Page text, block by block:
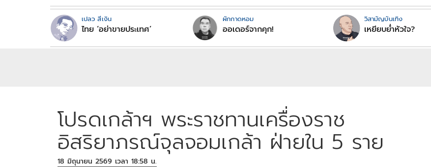
เปลว สีเงิน
ไทย ‘อย่าขายประเทศ’
ผักกาดหอม
ออเดอร์จากคุก!
วิสามัญบันเทิง
เหยียบย่ำหัวใจ?
โปรดเกล้าฯ พระราชทานเครื่องราช
อิสริยาภรณ์จุลจอมเกล้า ฝ่ายใน 5 ราย
18 มิถุนายน 2569 เวลา 18:58 น.